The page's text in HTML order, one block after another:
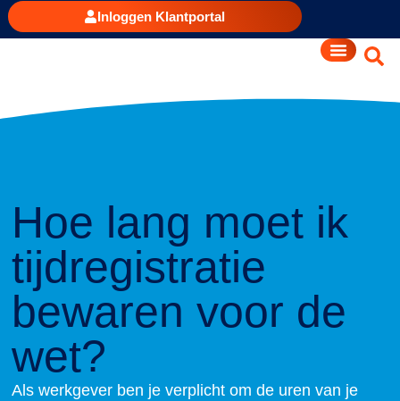
Inloggen Klantportal
Hoe lang moet ik
tijdregistratie
bewaren voor de
wet?
Als werkgever ben je verplicht om de uren van je